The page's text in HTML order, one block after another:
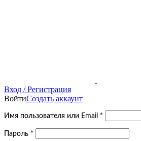
Вход / Регистрация
ВойтиСоздать аккаунт
Имя пользователя или Email *
Пароль *